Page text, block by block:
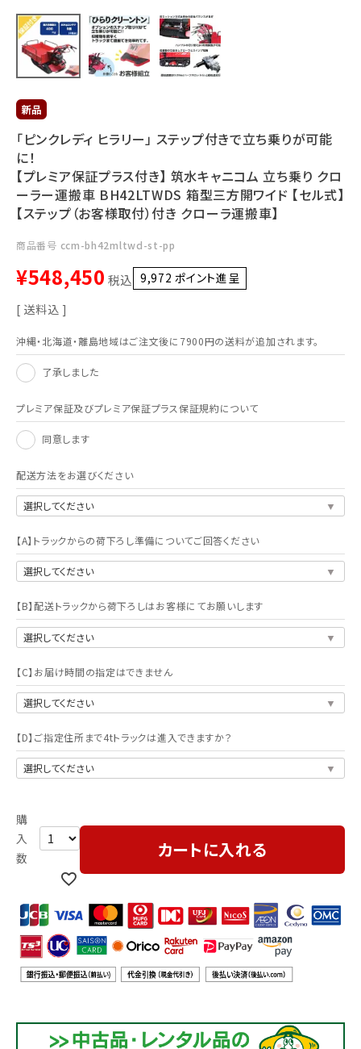
メールでのお問い合わせ
info@agriz.net
「ピンクレディ ヒラリー」 ステップ付きで立ち乗りが可能
に！
【プレミア保証プラス付き】 筑水キャニコム 立ち乗り クロ
ーラー運搬車 BH42LTWDS 箱型三方開ワイド 【セル式】
【ステップ（お客様取付）付き クローラ運搬車】
商品番号 ccm-bh42mltwd-st-pp
¥548,450 税込 9,972 ポイント進呈 ]
送料込
沖縄・北海道・離島地域はご注文後に7900円の送料が追加されます。
了承しました
プレミア保証及びプレミア保証プラス保証規約について
同意します
配送方法をお選びください
【A】トラックからの荷下ろし準備についてご回答ください
【B】配送トラックから荷下ろしはお客様にてお願いします
【C】お届け時間の指定はできません
【D】ご指定住所まで4tトラックは進入できますか？
カートに入れる